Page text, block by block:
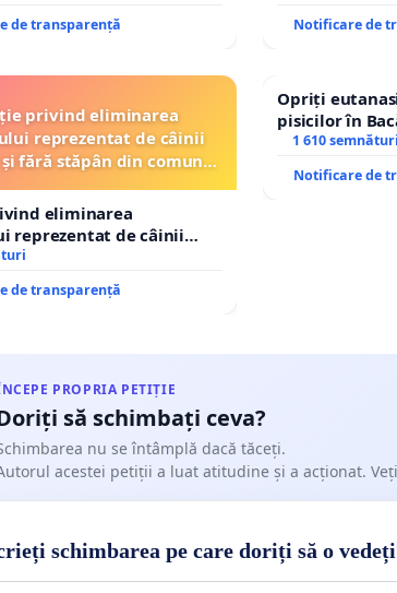
de transparență
Notificare de
privind eliminarea
reprezentat de câinii
fără stăpân din comuna
eliminarea
reprezentat de câinii
fără stăpân din comuna
de transparență
Opriți
pisicilor în
1 610 semnături
Notificare de
PROPRIA PETIȚIE
să schimbați ceva?
nu se întâmplă dacă tăceți.
acestei petiții a luat atitudine și a acționat.
schimbarea pe care doriți să o vedeți